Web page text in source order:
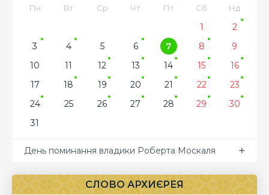
Пн Вт Ср Чт Пт Сб Нд
1
2
3
4 5 6 7 8
9
10
11 12 13 14 15
16
17
18 19 20 21 22
23
24
25 26 27 28 29
30
31
День поминання владики Роберта Москаля
СЛОВО АРХИЄРЕЯ